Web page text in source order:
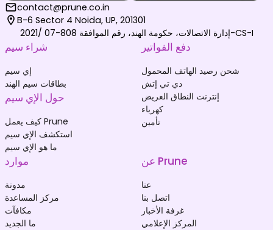
contact@prune.co.in
B-6 Sector 4 Noida, UP, 201301
إدارة الاتصالات، حكومة الهند، رقم الموافقة 808-07 /2021-CS-I
شراء سيم
إي سيم
بطاقات سيم الهند
حول الإي سيم
كيف يعمل Prune
استكشف الإي سيم
ما هو الإي سيم
دفع الفواتير
شحن رصيد الهاتف المحمول
دي تي إتش
إنترنت النطاق العريض
كهرباء
تأمين
موارد
مدونة
مركز المساعدة
مكافآت
ما الجديد
عن Prune
عنا
اتصل بنا
غرفة الأخبار
المركز الإعلامي